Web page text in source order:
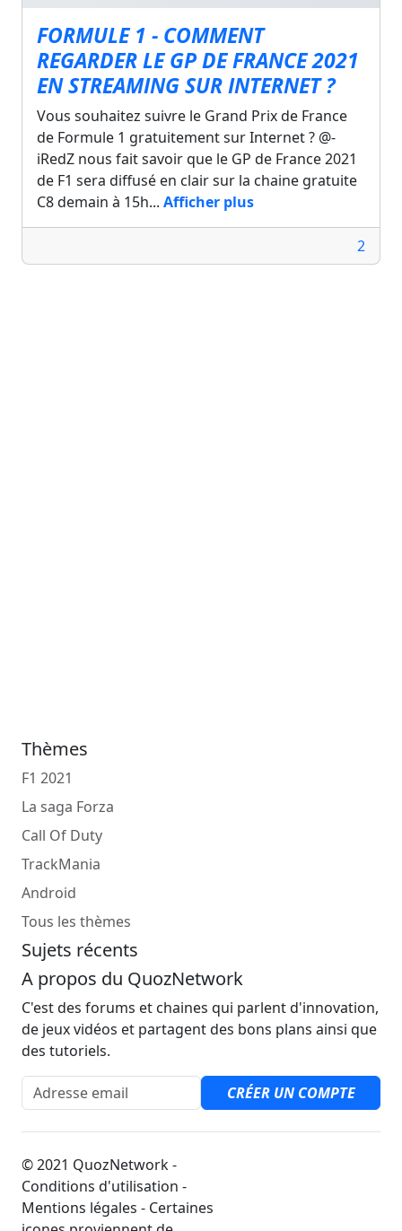
FORMULE 1 - COMMENT
REGARDER LE GP DE FRANCE 2021
EN STREAMING SUR INTERNET ?
Vous souhaitez suivre le Grand Prix de France
de Formule 1 gratuitement sur Internet ? @-
iRedZ nous fait savoir que le GP de France 2021
de F1 sera diffusé en clair sur la chaine gratuite
C8 demain à 15h... Afficher plus
2
Thèmes
F1 2021
La saga Forza
Call Of Duty
TrackMania
Android
Tous les thèmes
Sujets récents
A propos du QuozNetwork
C'est des forums et chaines qui parlent d'innovation,
de jeux vidéos et partagent des bons plans ainsi que
des tutoriels.
Adresse email
CRÉER UN COMPTE
© 2021 QuozNetwork -
Conditions d'utilisation -
Mentions légales - Certaines